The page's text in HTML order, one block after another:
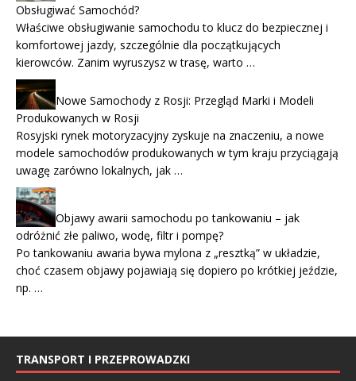
Obsługiwać Samochód?
Właściwe obsługiwanie samochodu to klucz do bezpiecznej i
komfortowej jazdy, szczególnie dla początkujących
kierowców. Zanim wyruszysz w trasę, warto …
Nowe Samochody z Rosji: Przegląd Marki i Modeli
Produkowanych w Rosji
Rosyjski rynek motoryzacyjny zyskuje na znaczeniu, a nowe
modele samochodów produkowanych w tym kraju przyciągają
uwagę zarówno lokalnych, jak …
Objawy awarii samochodu po tankowaniu – jak
odróżnić złe paliwo, wodę, filtr i pompę?
Po tankowaniu awaria bywa mylona z „resztką” w układzie,
choć czasem objawy pojawiają się dopiero po krótkiej jeździe,
np. …
TRANSPORT I PRZEPROWADZKI